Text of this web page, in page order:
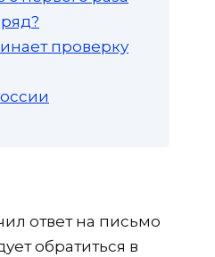
проверку
ответ на письмо
обратиться в